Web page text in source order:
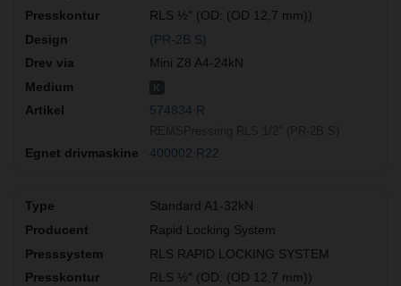
RLS ½″ (OD: (OD 12,7 mm))
(PR-2B S)
Mini Z8 A4-24kN
574834 R
400002 R22
Standard A1-32kN
Rapid Locking System
RLS RAPID LOCKING SYSTEM
RLS ½″ (OD: (OD 12,7 mm))